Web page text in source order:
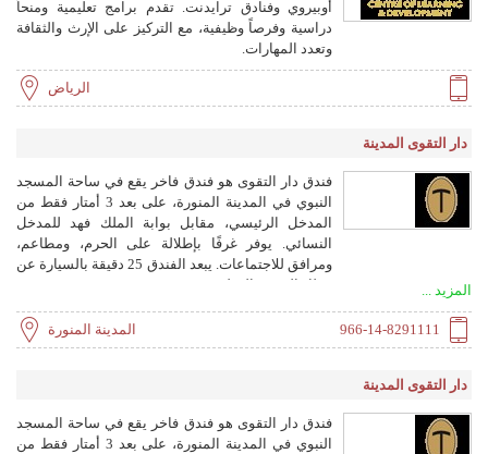
أوبيروي وفنادق ترايدنت. تقدم برامج تعليمية ومنحاً
دراسية وفرصاً وظيفية، مع التركيز على الإرث والثقافة
وتعدد المهارات.
الرياض
دار التقوى المدينة
فندق دار التقوى هو فندق فاخر يقع في ساحة المسجد
النبوي في المدينة المنورة، على بعد 3 أمتار فقط من
المدخل الرئيسي، مقابل بوابة الملك فهد للمدخل
النسائي. يوفر غرفًا بإطلالة على الحرم، ومطاعم،
ومرافق للاجتماعات. يبعد الفندق 25 دقيقة بالسيارة عن
مطار المدينة الدولي.
المزيد ...
966-14-8291111 المدينة المنورة
دار التقوى المدينة
فندق دار التقوى هو فندق فاخر يقع في ساحة المسجد
النبوي في المدينة المنورة، على بعد 3 أمتار فقط من